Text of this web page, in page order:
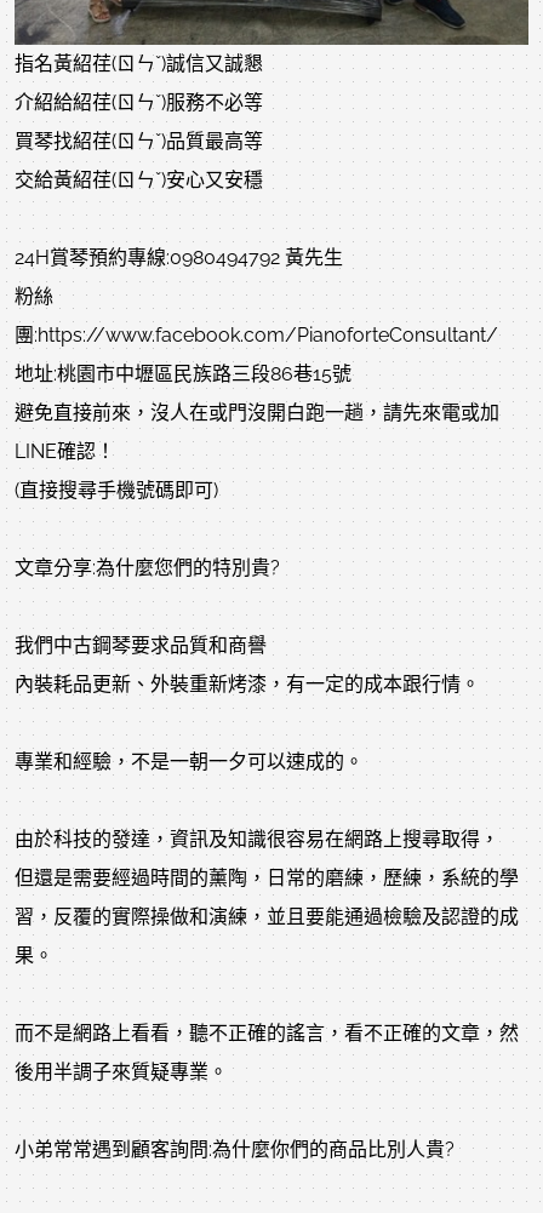
指名黃紹荏(ㄖㄣˇ)誠信又誠懇
介紹給紹荏(ㄖㄣˇ)服務不必等
買琴找紹荏(ㄖㄣˇ)品質最高等
交給黃紹荏(ㄖㄣˇ)安心又安穩
24H賞琴預約專線:0980494792 黃先生
粉絲
團:https://www.facebook.com/PianoforteConsultant/
地址:桃園市中壢區民族路三段86巷15號
避免直接前來，沒人在或門沒開白跑一趟，請先來電或加
LINE確認！
(直接搜尋手機號碼即可)
文章分享:為什麼您們的特別貴?
我們中古鋼琴要求品質和商譽
內裝耗品更新、外裝重新烤漆，有一定的成本跟行情。
專業和經驗，不是一朝一夕可以速成的。
由於科技的發達，資訊及知識很容易在網路上搜尋取得，
但還是需要經過時間的薰陶，日常的磨練，歷練，系統的學
習，反覆的實際操做和演練，並且要能通過檢驗及認證的成
果。
而不是網路上看看，聽不正確的謠言，看不正確的文章，然
後用半調子來質疑專業。
小弟常常遇到顧客詢問:為什麼你們的商品比別人貴?